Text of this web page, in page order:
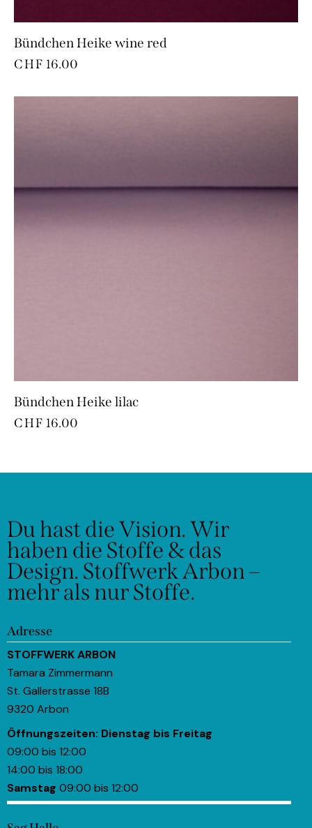
Bündchen Heike wine red
CHF 16.00
Bündchen Heike lilac
CHF 16.00
Du hast die Vision.Wir
haben die Stoffe & das
Design. Stoffwerk Arbon –
mehr als nur Stoffe.
Adresse
STOFFWERK ARBON
Tamara Zimmermann
St. Gallerstrasse 18B
9320 Arbon
Öffnungszeiten: Dienstag bis Freitag
09:00 bis 12:00
14:00 bis 18:00
Samstag 09:00 bis 12:00